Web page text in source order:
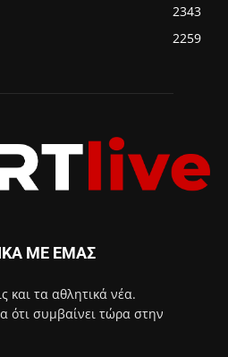
2343
2259
ΜΕ ΕΜΑΣ
και τα αθλητικά νέα.
ότι συμβαίνει τώρα στην